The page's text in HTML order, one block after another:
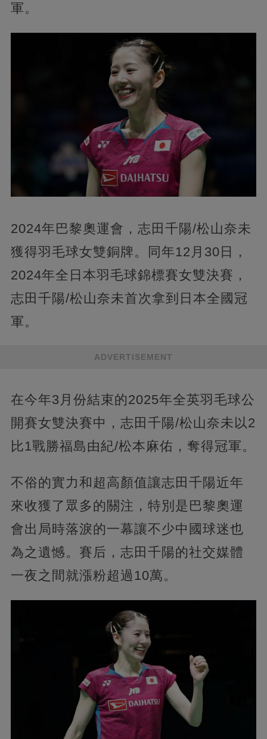
軍。
2024年巴黎奧運會，志田千陽/松山奈未
獲得羽毛球女雙銅牌。同年12月30日，
2024年全日本羽毛球錦標賽女雙決賽，
志田千陽/松山奈未首次拿到日本全國冠
軍。
ADVERTISEMENT
在今年3月份結束的2025年全英羽毛球公
開賽女雙決賽中，志田千陽/松山奈未以2
比1戰勝福島由紀/松本麻佑，奪得冠軍。
不俗的實力和超高顏值讓志田千陽近年
來收獲了眾多的關注，特別是巴黎奧運
會出局時落淚的一幕讓不少中國球迷也
為之遺憾。賽后，志田千陽的社交媒體
一夜之間就漲粉超過10萬。